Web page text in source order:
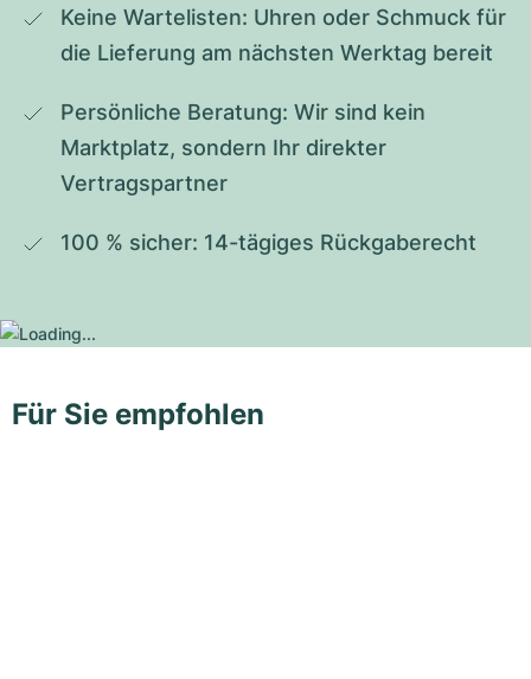
Keine Wartelisten: Uhren oder Schmuck für
die Lieferung am nächsten Werktag bereit
Persönliche Beratung: Wir sind kein
Marktplatz, sondern Ihr direkter
Vertragspartner
100 % sicher: 14-tägiges Rückgaberecht
Für Sie empfohlen